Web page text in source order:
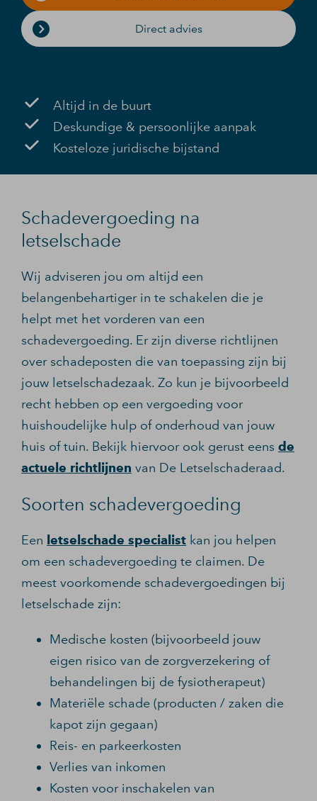
Direct advies
Altijd in de buurt
Deskundige & persoonlijke aanpak
Kosteloze juridische bijstand
Schadevergoeding na
letselschade
Wij adviseren jou om altijd een
belangenbehartiger in te schakelen die je
helpt met het vorderen van een
schadevergoeding. Er zijn diverse richtlijnen
over schadeposten die van toepassing zijn bij
jouw letselschadezaak. Zo kun je bijvoorbeeld
recht hebben op een vergoeding voor
huishoudelijke hulp of onderhoud van jouw
huis of tuin. Bekijk hiervoor ook gerust eens de
actuele richtlijnen van De Letselschaderaad.
Soorten schadevergoeding
Een letselschade specialist kan jou helpen
om een schadevergoeding te claimen. De
meest voorkomende schadevergoedingen bij
letselschade zijn:
Medische kosten (bijvoorbeeld jouw
eigen risico van de zorgverzekering of
behandelingen bij de fysiotherapeut)
Materiële schade (producten / zaken die
kapot zijn gegaan)
Reis- en parkeerkosten
Verlies van inkomen
Kosten voor inschakelen van